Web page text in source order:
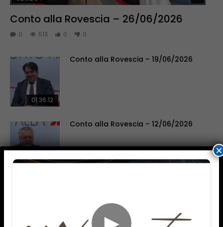
Conto alla Rovescia – 26/06/2026
0 513 0 0
01:36:12
Conto alla Rovescia – 19/06/2026
02:01:38
Conto alla Rovescia – 12/06/2026
×